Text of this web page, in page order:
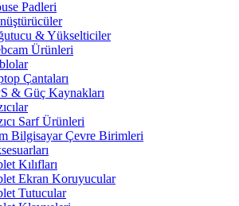
Padleri
& Yükselticiler
Ürünleri
Çantaları
& Güç Kaynakları
Sarf Ürünleri
Bilgisayar Çevre Birimleri
Kılıfları
Ekran Koruyucular
Tutucular